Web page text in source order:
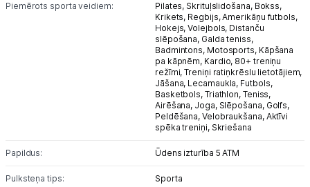
Piemērots sporta veidiem: Pilates, Skrituļslidošana, Bokss,
Krikets, Regbijs,Amerikāņu futbols,
Hokejs,Volejbols, Distanču
slēpošana, Galda teniss,
Badmintons, Motosports, Kāpšana
pa kāpnēm, Kardio, 80+ treniņu
režīmi,Treniņi ratiņkrēslu lietotājiem,
Jāšana, Lecamaukla, Futbols,
Basketbols, Triathlon, Teniss,
Airēšana, Joga, Slēpošana, Golfs,
Peldēšana,Velobraukšana, Aktīvi
spēka treniņi, Skriešana
Papildus: Ūdens izturība 5 ATM
Pulksteņa tips: Sporta